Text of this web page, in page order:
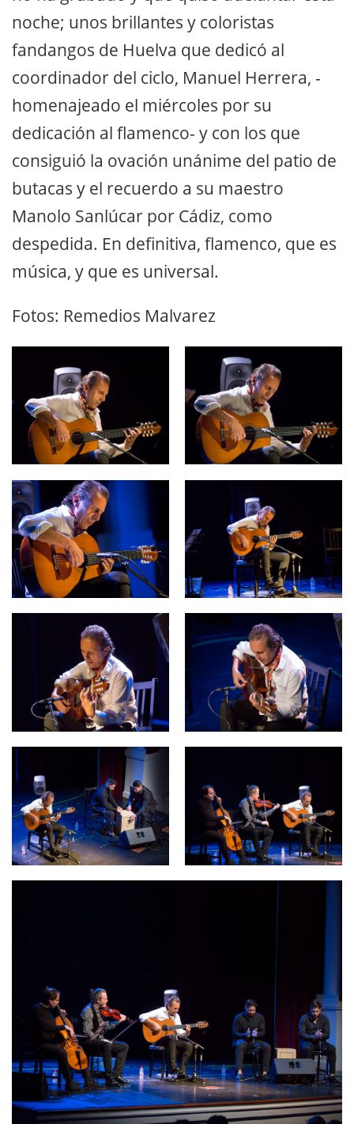
noche; unos brillantes y coloristas
fandangos de Huelva que dedicó al
coordinador del ciclo, Manuel Herrera, -
homenajeado el miércoles por su
dedicación al flamenco- y con los que
consiguió la ovación unánime del patio de
butacas y el recuerdo a su maestro
Manolo Sanlúcar por Cádiz, como
despedida. En definitiva, flamenco, que es
música, y que es universal.
Fotos: Remedios Malvarez